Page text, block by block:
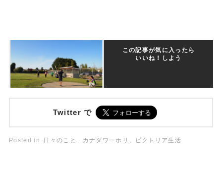
この記事が気に入ったら
いいね！しよう
Twitter で
Posted in 日々のこと , カナダワーホリ , ビクトリア生活